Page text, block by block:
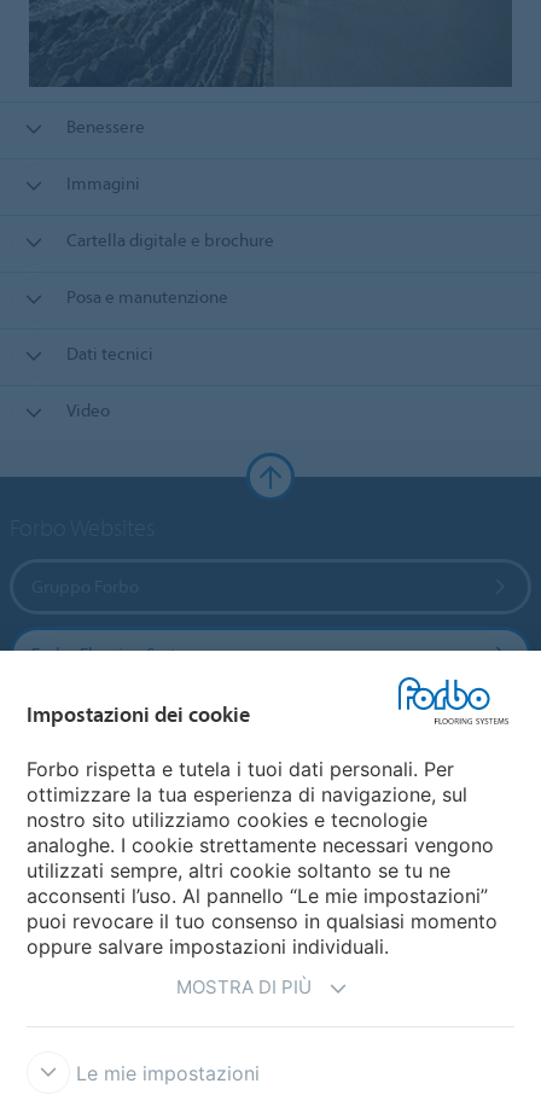
Benessere
Immagini
Cartella digitale e brochure
Posa e manutenzione
Dati tecnici
Video
Forbo Flooring Systems
Forbo Movement Systems
Seleziona una nazione
Seleziona una nazione
Impostazioni dei cookie
Forbo rispetta e tutela i tuoi dati personali. Per
ottimizzare la tua esperienza di navigazione, sul
nostro sito utilizziamo cookies e tecnologie
analoghe. I cookie strettamente necessari vengono
utilizzati sempre, altri cookie soltanto se tu ne
acconsenti l’uso. Al pannello “Le mie impostazioni”
puoi revocare il tuo consenso in qualsiasi momento
oppure salvare impostazioni individuali.
MOSTRA DI PIÙ
Le mie impostazioni